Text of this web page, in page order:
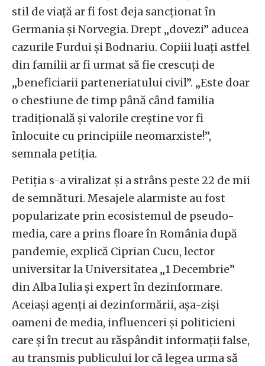
stil de viață ar fi fost deja sancționat în
Germania și Norvegia. Drept „dovezi” aducea
cazurile Furdui și Bodnariu. Copiii luați astfel
din familii ar fi urmat să fie crescuți de
„beneficiarii parteneriatului civil”. „Este doar
o chestiune de timp până când familia
tradițională și valorile creștine vor fi
înlocuite cu principiile neomarxiste!”,
semnala petiția.
Petiția s-a viralizat și a strâns peste 22 de mii
de semnături. Mesajele alarmiste au fost
popularizate prin ecosistemul de pseudo-
media, care a prins floare în România după
pandemie, explică Ciprian Cucu, lector
universitar la Universitatea „1 Decembrie”
din Alba Iulia și expert în dezinformare.
Aceiași agenți ai dezinformării, așa-ziși
oameni de media, influenceri și politicieni
care și în trecut au răspândit informații false,
au transmis publicului lor că legea urma să